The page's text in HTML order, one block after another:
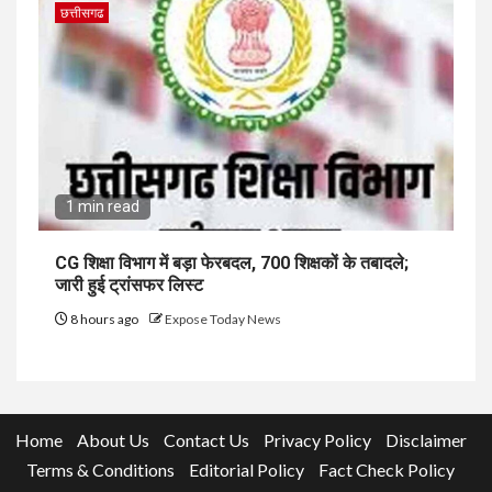
छत्तीसगढ
1 min read
CG शिक्षा विभाग में बड़ा फेरबदल, 700 शिक्षकों के तबादले;
जारी हुई ट्रांसफर लिस्ट
8 hours ago Expose Today News
Home About Us Contact Us Privacy Policy
Disclaimer
Terms & Conditions
Editorial Policy
Fact Check Policy